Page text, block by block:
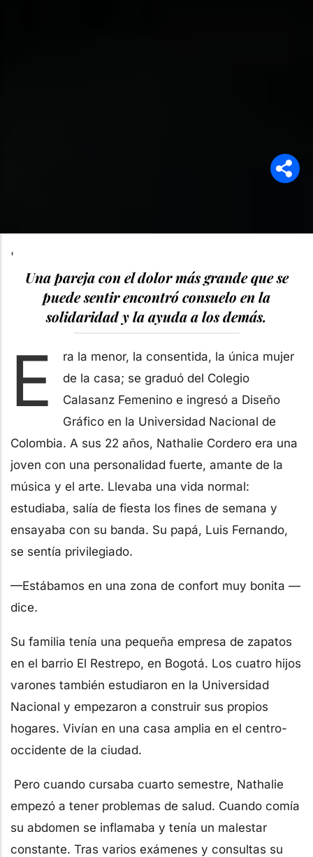
'
Una pareja con el dolor más grande que se
puede sentir encontró consuelo en la
solidaridad y la ayuda a los demás.
E
ra la menor, la consentida, la única mujer
de la casa; se graduó del Colegio
Calasanz Femenino e ingresó a Diseño
Gráfico en la Universidad Nacional de
Colombia. A sus 22 años, Nathalie Cordero era una
joven con una personalidad fuerte, amante de la
música y el arte. Llevaba una vida normal:
estudiaba, salía de fiesta los fines de semana y
ensayaba con su banda. Su papá, Luis Fernando,
se sentía privilegiado.
—Estábamos en una zona de confort muy bonita —
dice.
Su familia tenía una pequeña empresa de zapatos
en el barrio El Restrepo, en Bogotá. Los cuatro hijos
varones también estudiaron en la Universidad
Nacional y empezaron a construir sus propios
hogares. Vivían en una casa amplia en el centro-
occidente de la ciudad.
Pero cuando cursaba cuarto semestre, Nathalie
empezó a tener problemas de salud. Cuando comía
su abdomen se inflamaba y tenía un malestar
constante. Tras varios exámenes y consultas su